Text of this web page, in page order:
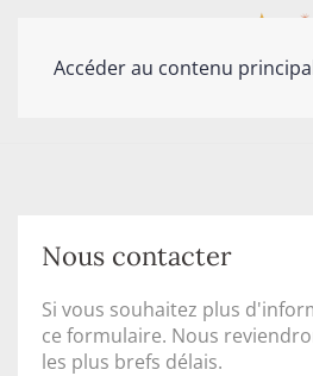
Accéder au contenu
Nous contacter
Si vous souhaitez plus
ce formulaire. Nous
les plus brefs délais.